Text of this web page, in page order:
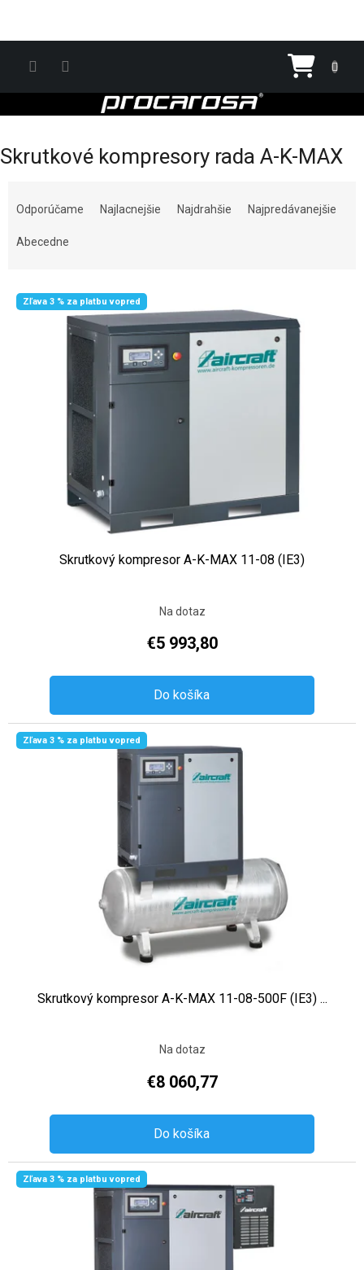
Skrutkové kompresory rada A-K-MAX
Odporúčame Najlacnejšie Najdrahšie Najpredávanejšie
Abecedne
Výpis produktov
Zľava 3 % za platbu vopred
Skrutkový kompresor A-K-MAX 11-08 (IE3)
Na dotaz
€5 993,80
Do košíka
Zľava 3 % za platbu vopred
Skrutkový kompresor A-K-MAX 11-08-500F (IE3) ...
Na dotaz
€8 060,77
Do košíka
Zľava 3 % za platbu vopred